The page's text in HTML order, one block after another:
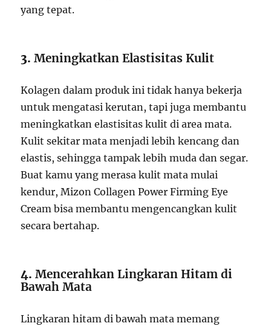
yang tepat.
3.Meningkatkan Elastisitas Kulit
Kolagen dalam produk ini tidak hanya bekerja
untuk mengatasi kerutan, tapi juga membantu
meningkatkan elastisitas kulit di area mata.
Kulit sekitar mata menjadi lebih kencang dan
elastis, sehingga tampak lebih muda dan segar.
Buat kamu yang merasa kulit mata mulai
kendur, Mizon Collagen Power Firming Eye
Cream bisa membantu mengencangkan kulit
secara bertahap.
4.Mencerahkan Lingkaran Hitam di
Bawah Mata
Lingkaran hitam di bawah mata memang